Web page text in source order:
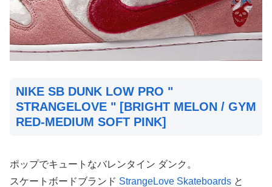
NIKE SB DUNK LOW PRO "
STRANGELOVE " [BRIGHT MELON / GYM
RED-MEDIUM SOFT PINK]
ポップでキュートなバレンタイン ダンク。
スケートボードブランド StrangeLove Skateboards と